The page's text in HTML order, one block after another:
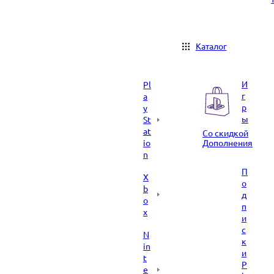
Каталог
Pl
a
y
St
at
io
n
X
b
o
x
N
in
t
e
И
г
р
ы
Со скидкой
Дополнения
П
о
д
п
и
с
к
и
P